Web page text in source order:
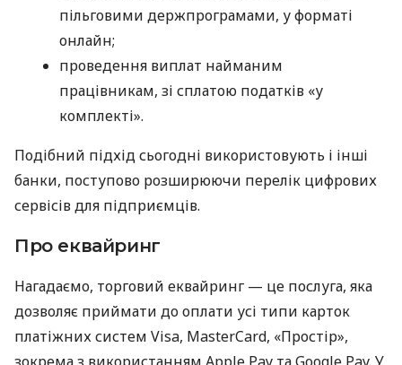
пільговими держпрограмами, у форматі
онлайн;
проведення виплат найманим
працівникам, зі сплатою податків «у
комплекті».
Подібний підхід сьогодні використовують і інші
банки, поступово розширюючи перелік цифрових
сервісів для підприємців.
Про еквайринг
Нагадаємо, торговий еквайринг — це послуга, яка
дозволяє приймати до оплати усі типи карток
платіжних систем Visa, MasterCard, «Простір»,
зокрема з використанням Apple Pay та Google Pay. У